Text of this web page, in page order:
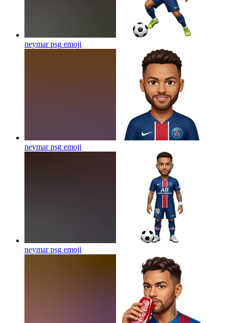
neymar psg emoji
neymar psg emoji
neymar psg emoji